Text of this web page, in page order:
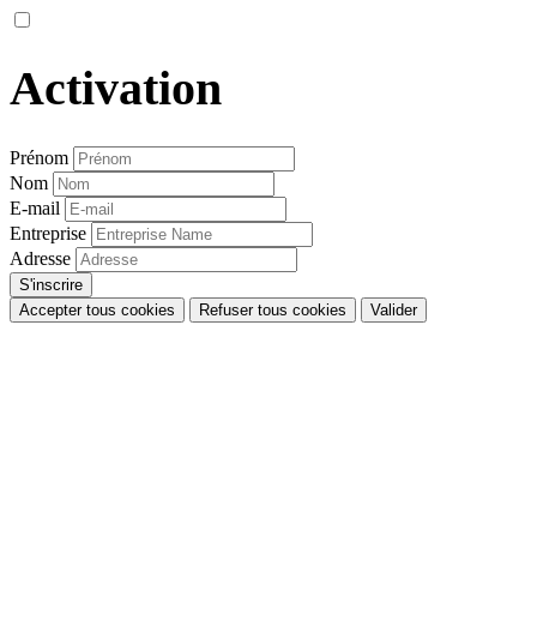
Activation
Prénom
Nom
E-mail
Entreprise
Adresse
Accepter tous cookies Refuser tous cookies Valider